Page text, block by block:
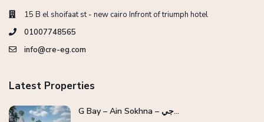
15 B el shoifaat st - new cairo Infront of triumph hotel
01007748565
info@cre-eg.com
Latest Properties
G Bay – Ain Sokhna – جي...